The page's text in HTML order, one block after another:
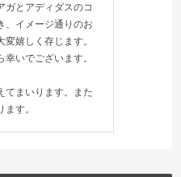
ガとアディダスのコ
、イメージ通りのお
嬉しく存じます。
いでございます。
てまいります。また
す。